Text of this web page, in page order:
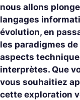
nous allons
langages
évolution, en
les paradigmes
aspects
interprètes. Que
vous souhaitiez
cette exploration